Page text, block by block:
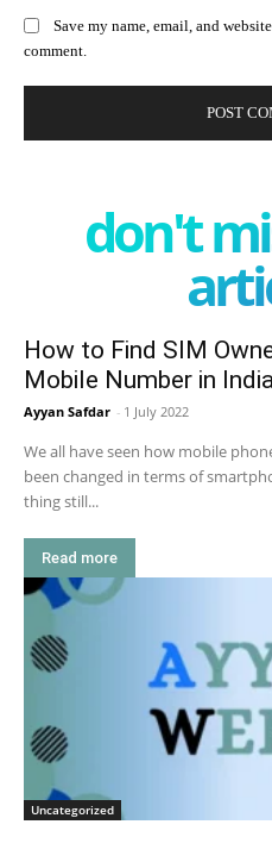
Save my name, email, and
comment.
don't
How to Find SIM
Mobile Number in
Ayyan Safdar - 1 July 2022
We all have seen how mobile
been changed in terms of
thing still...
Read more
Uncategorized